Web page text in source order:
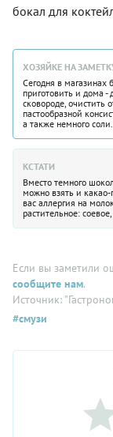
бокал для
ХОЗЯЙКЕ НА
Сегодня в магазинах
приготовить и дома -
сковороде, очистить
пастообразной
а также немного соли.
КСТАТИ
Вместо темного
можно взять и какао-
вас аллергия на
растительное:
Если вы заметили
сообщите нам.
Источник:
#смузи